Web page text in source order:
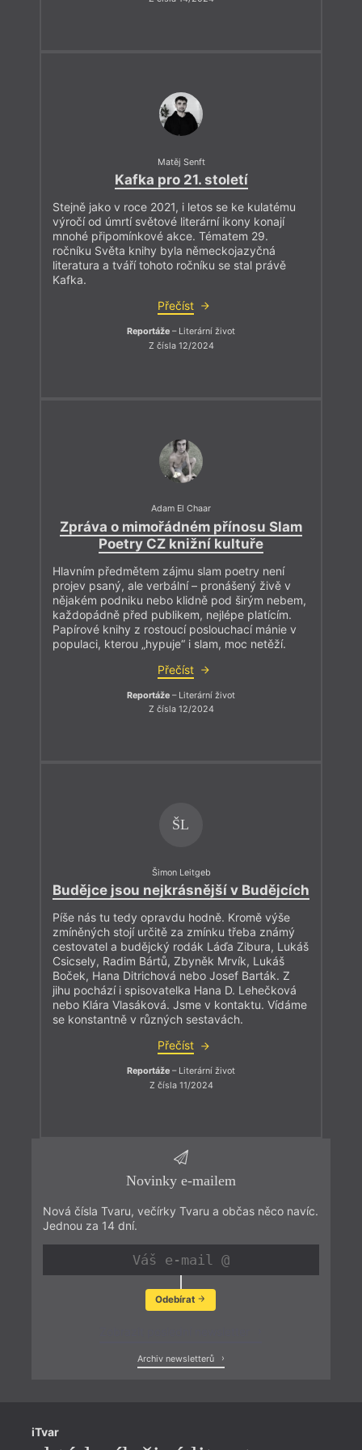
Matěj Senft
Kafka pro 21. století
Stejně jako v roce 2021, i letos se ke kulatému
výročí od úmrtí světové literární ikony konají
mnohé připomínkové akce. Tématem 29.
ročníku Světa knihy byla německojazyčná
literatura a tváří tohoto ročníku se stal právě
Kafka.
Přečíst
Reportáže – Literární život
Z čísla 12/2024
Adam El Chaar
Zpráva o mimořádném přínosu Slam
Poetry CZ knižní kultuře
Hlavním předmětem zájmu slam poetry není
projev psaný, ale verbální – pronášený živě v
nějakém podniku nebo klidně pod širým nebem,
každopádně před publikem, nejlépe platícím.
Papírové knihy z rostoucí poslouchací mánie v
populaci, kterou „hypuje“ i slam, moc netěží.
Přečíst
Reportáže – Literární život
Z čísla 12/2024
ŠL
Šimon Leitgeb
Budějce jsou nejkrásnější v Budějcích
Píše nás tu tedy opravdu hodně. Kromě výše
zmíněných stojí určitě za zmínku třeba známý
cestovatel a budějcký rodák Láďa Zibura, Lukáš
Csicsely, Radim Bártů, Zbyněk Mrvík, Lukáš
Boček, Hana Ditrichová nebo Josef Barták. Z
jihu pochází i spisovatelka Hana D. Lehečková
nebo Klára Vlasáková. Jsme v kontaktu. Vídáme
se konstantně v různých sestavách.
Přečíst
Reportáže – Literární život
Z čísla 11/2024
Novinky e-mailem
Nová čísla Tvaru, večírky Tvaru a občas něco navíc.
Jednou za 14 dní.
Odebírat
Archiv newsletterů
iTvar